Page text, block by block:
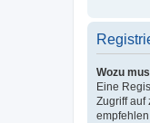
Wozu
Eine
Zugriff auf